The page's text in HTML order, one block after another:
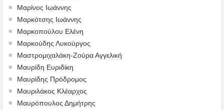
Μαρίνος Ιωάννης
Μαρκότσης Ιωάννης
Μαρκοπούλου Ελένη
Μαρκούδης Λυκούργος
Μαστρομιχαλάκη-Ζούρα Αγγελική
Μαυρίδη Ευριδίκη
Μαυρίδης Πρόδρομος
Μαυριλάκος Κλέαρχος
Μαυρόπουλος Δημήτρης